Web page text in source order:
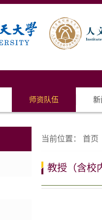
师资队伍 新
当前位置： 首页
教授（含校